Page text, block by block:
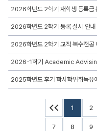
2026학년도 2학기 등록 실시 안내
1 2
7 8 9